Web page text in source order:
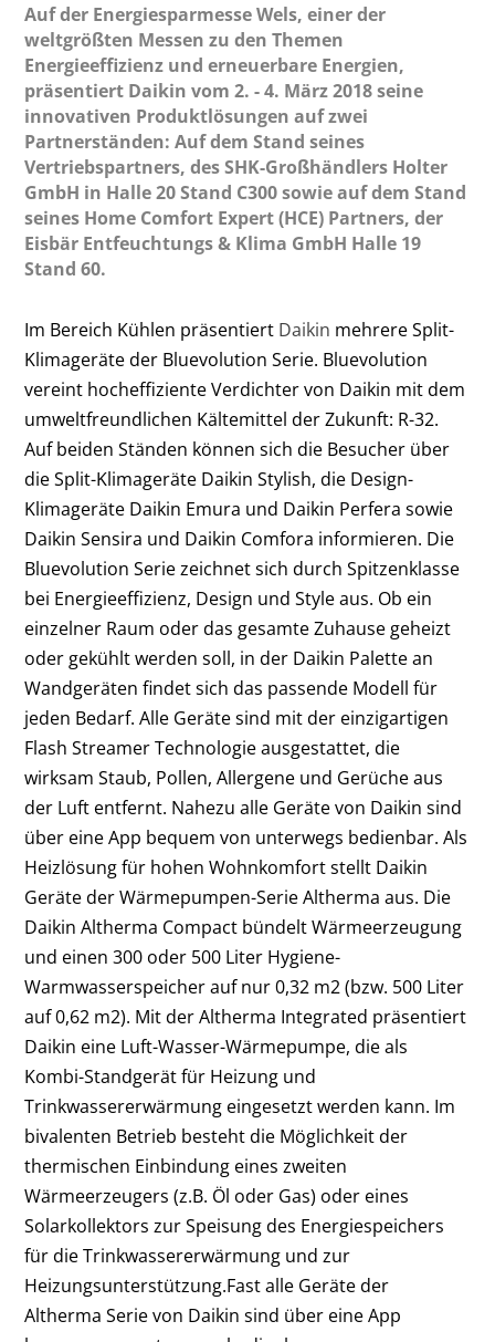
Auf der Energiesparmesse Wels, einer der
weltgrößten Messen zu den Themen
Energieeffizienz und erneuerbare Energien,
präsentiert Daikin vom 2. - 4. März 2018 seine
innovativen Produktlösungen auf zwei
Partnerständen: Auf dem Stand seines
Vertriebspartners, des SHK-Großhändlers Holter
GmbH in Halle 20 Stand C300 sowie auf dem Stand
seines Home Comfort Expert (HCE) Partners, der
Eisbär Entfeuchtungs & Klima GmbH Halle 19
Stand 60.
Im Bereich Kühlen präsentiert Daikin mehrere Split-
Klimageräte der Bluevolution Serie. Bluevolution
vereint hocheffiziente Verdichter von Daikin mit dem
umweltfreundlichen Kältemittel der Zukunft: R-32.
Auf beiden Ständen können sich die Besucher über
die Split-Klimageräte Daikin Stylish, die Design-
Klimageräte Daikin Emura und Daikin Perfera sowie
Daikin Sensira und Daikin Comfora informieren. Die
Bluevolution Serie zeichnet sich durch Spitzenklasse
bei Energieeffizienz, Design und Style aus. Ob ein
einzelner Raum oder das gesamte Zuhause geheizt
oder gekühlt werden soll, in der Daikin Palette an
Wandgeräten findet sich das passende Modell für
jeden Bedarf. Alle Geräte sind mit der einzigartigen
Flash Streamer Technologie ausgestattet, die
wirksam Staub, Pollen, Allergene und Gerüche aus
der Luft entfernt. Nahezu alle Geräte von Daikin sind
über eine App bequem von unterwegs bedienbar. Als
Heizlösung für hohen Wohnkomfort stellt Daikin
Geräte der Wärmepumpen-Serie Altherma aus. Die
Daikin Altherma Compact bündelt Wärmeerzeugung
und einen 300 oder 500 Liter Hygiene-
Warmwasserspeicher auf nur 0,32 m2 (bzw. 500 Liter
auf 0,62 m2). Mit der Altherma Integrated präsentiert
Daikin eine Luft-Wasser-Wärmepumpe, die als
Kombi-Standgerät für Heizung und
Trinkwassererwärmung eingesetzt werden kann. Im
bivalenten Betrieb besteht die Möglichkeit der
thermischen Einbindung eines zweiten
Wärmeerzeugers (z.B. Öl oder Gas) oder eines
Solarkollektors zur Speisung des Energiespeichers
für die Trinkwassererwärmung und zur
Heizungsunterstützung.Fast alle Geräte der
Altherma Serie von Daikin sind über eine App